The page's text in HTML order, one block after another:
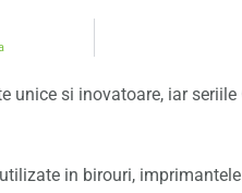
unice si inovatoare, iar
in birouri,